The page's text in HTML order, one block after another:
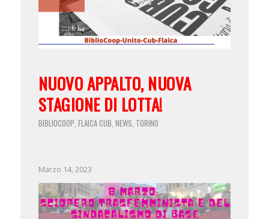
NUOVO APPALTO, NUOVA
STAGIONE DI LOTTA!
BIBLIOCOOP FLAICA CUB NEWS TORINO
Marzo 14, 2023